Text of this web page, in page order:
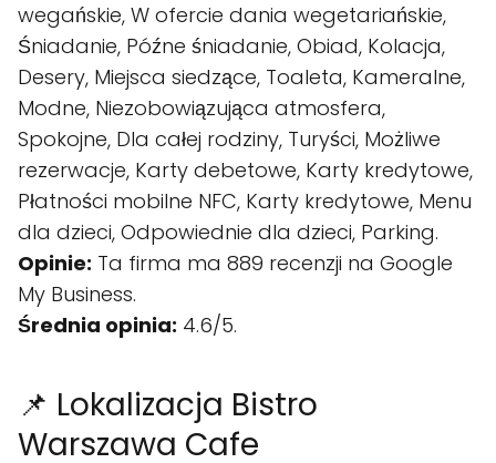
wegańskie, W ofercie dania wegetariańskie,
Śniadanie, Późne śniadanie, Obiad, Kolacja,
Desery, Miejsca siedzące, Toaleta, Kameralne,
Modne, Niezobowiązująca atmosfera,
Spokojne, Dla całej rodziny, Turyści, Możliwe
rezerwacje, Karty debetowe, Karty kredytowe,
Płatności mobilne NFC, Karty kredytowe, Menu
dla dzieci, Odpowiednie dla dzieci, Parking.
Opinie: Ta firma ma 889 recenzji na Google
My Business.
Średnia opinia: 4.6/5.
📌 Lokalizacja Bistro
Warszawa Cafe